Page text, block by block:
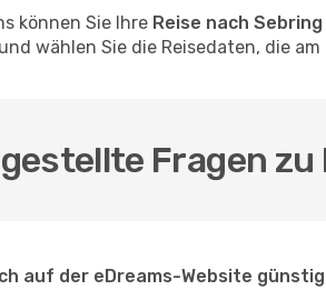
können Sie Ihre Reise nach Sebring
wählen Sie die Reisedaten, die
Fragen
auf der eDreams-Website